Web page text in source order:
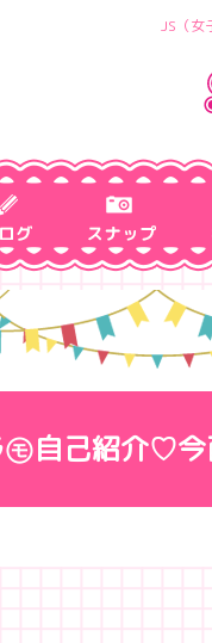
JS（女
㋲自己紹介♡